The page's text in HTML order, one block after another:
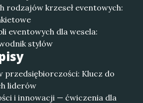
rodzajów krzeseł eventowych:
eventowych dla wesela:
stylów
przedsiębiorczości: Klucz do
liderów
i innowacji — ćwiczenia dla